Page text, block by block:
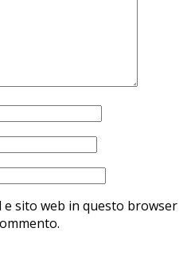
e sito web in questo browser